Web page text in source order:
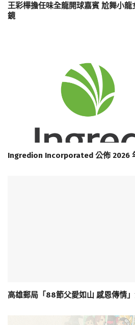
王彩樺擔任味全龍開球嘉賓 尬舞小
鏡
Ingredion Incorporated 公佈 2026
高雄郵局「88節父愛如山 感恩傳情